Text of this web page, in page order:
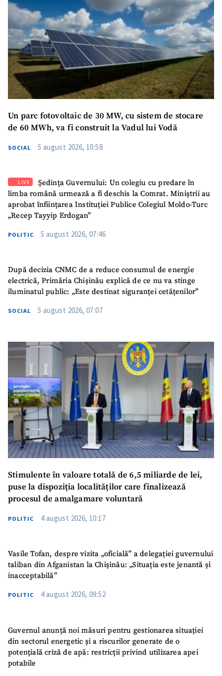
Un parc fotovoltaic de 30 MW, cu sistem de stocare
de 60 MWh, va fi construit la Vadul lui Vodă
SOCIAL 5 august 2026, 10:58
LIVE
Ședința Guvernului: Un colegiu cu predare în
limba română urmează a fi deschis la Comrat. Miniștrii au
aprobat înființarea Instituției Publice Colegiul Moldo-Turc
„Recep Tayyip Erdogan”
POLITIC 5 august 2026, 07:46
După decizia CNMC de a reduce consumul de energie
electrică, Primăria Chișinău explică de ce nu va stinge
iluminatul public: „Este destinat siguranței cetățenilor”
SOCIAL 5 august 2026, 07:07
Stimulente în valoare totală de 6,5 miliarde de lei,
puse la dispoziția localităților care finalizează
procesul de amalgamare voluntară
POLITIC 4 august 2026, 10:17
Vasile Tofan, despre vizita „oficială” a delegației guvernului
taliban din Afganistan la Chișinău: „Situația este jenantă și
inacceptabilă”
POLITIC 4 august 2026, 09:52
Guvernul anunță noi măsuri pentru gestionarea situației
din sectorul energetic și a riscurilor generate de o
potențială criză de apă: restricții privind utilizarea apei
potabile